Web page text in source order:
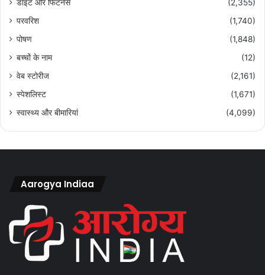
डाइट और फिटनेस
(2,355)
परवरिश
(1,740)
पोषण
(1,848)
बच्चों के नाम
(12)
वेब स्टोरीज
(2,161)
स्पेशलिस्ट
(1,671)
स्वास्थ्य और बीमारियां
(4,099)
Aarogya Indiaa